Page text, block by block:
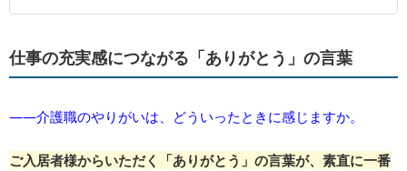
仕事の充実感につながる「ありがとう」の言葉
――介護職のやりがいは、どういったときに感じますか。
ご入居者様からいただく「ありがとう」の言葉が、素直に一番